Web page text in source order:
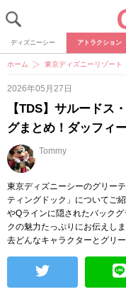
ディズニーシー アトラクション
ホーム 東京ディズニーリゾート
2026年05月27日
【TDS】サルードス
グまとめ！ダッフィ
Tommy
東京ディズニーシーのグリー
ティングドック」についてご
やQラインに隠されたバック
クの魅力たっぷりにお伝えし
去どんなキャラクターとグリ